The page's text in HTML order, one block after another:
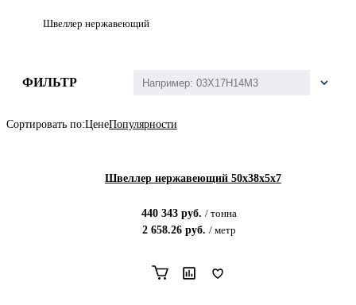
Швеллер нержавеющий
ФИЛЬТР
Сортировать по:ЦенеПопулярности
Швеллер нержавеющий 50х38х5х7
440 343 руб. / тонна
2 658.26 руб. / метр